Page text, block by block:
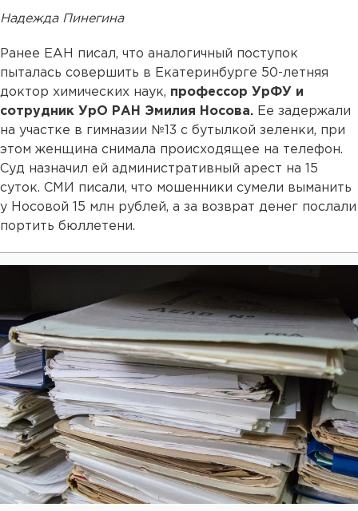
Надежда Пинегина
Ранее ЕАН писал, что аналогичный поступок
пыталась совершить в Екатеринбурге 50-летняя
доктор химических наук, профессор УрФУ и
сотрудник УрО РАН Эмилия Носова. Ее задержали
на участке в гимназии №13 с бутылкой зеленки, при
этом женщина снимала происходящее на телефон.
Суд назначил ей административный арест на 15
суток. СМИ писали, что мошенники сумели выманить
у Носовой 15 млн рублей, а за возврат денег послали
портить бюллетени.